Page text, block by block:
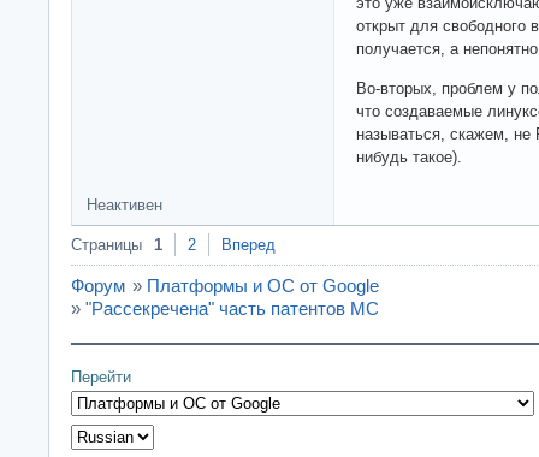
открыт для свободного
получается, а
Во-вторых, проблем у
что создаваемые
называться, скажем, не
нибудь такое).
Неактивен
Страницы 1 2 Вперед
Форум » Платформы и ОС от Google
» "Рассекречена" часть патентов МС
Перейти